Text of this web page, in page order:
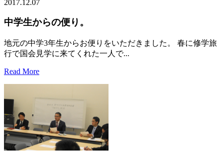
2017.12.07
中学生からの便り。
地元の中学3年生からお便りをいただきました。 春に修学旅
行で国会見学に来てくれた一人で...
Read More